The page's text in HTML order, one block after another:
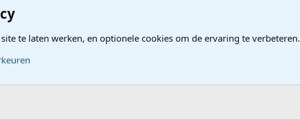
te laten werken, en optionele cookies om de ervaring te verbeteren.